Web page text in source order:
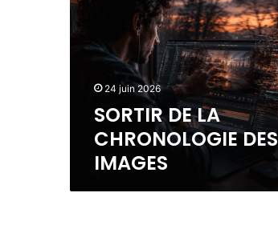
T
N
24 juin 2026
SORTIR DE LA
CHRONOLOGIE DES
IMAGES